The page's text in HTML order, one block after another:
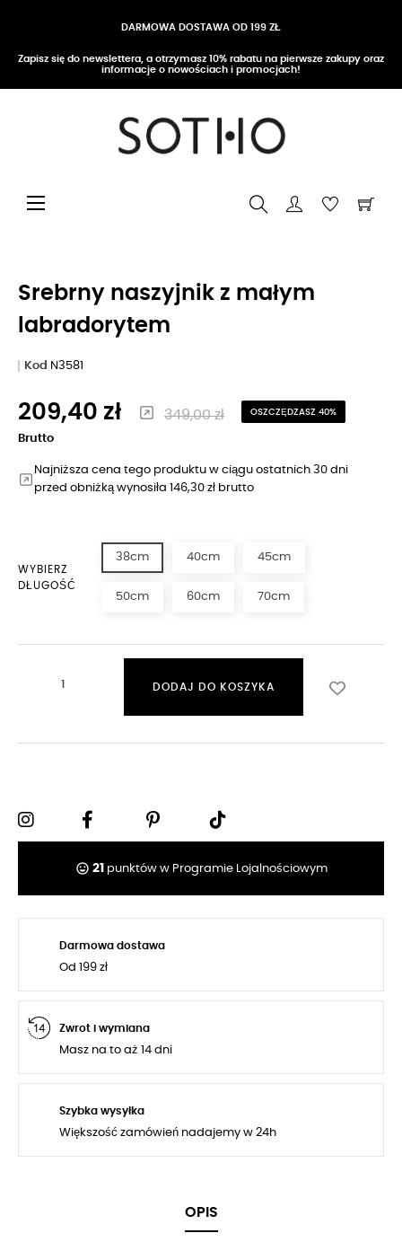
DARMOWA DOSTAWA OD 199 ZŁ
Zapisz się do newslettera, a otrzymasz 10% rabatu na pierwsze zakupy oraz
informacje o nowościach i promocjach!
Przełącz nawigację
☰
Srebrny naszyjnik z małym
labradorytem
Kod N3581
209,40 zł 349,00 zł OSZCZĘDZASZ 40%
Brutto
Najniższa cena tego produktu w ciągu ostatnich 30 dni
przed obniżką wynosiła 146,30 zł brutto
WYBIERZ
DŁUGOŚĆ
38cm 40cm 45cm
50cm 60cm 70cm
DODAJ DO KOSZYKA
tag_faces 21 punktów w Programie Lojalnościowym
Darmowa dostawa
Od 199 zł
Zwrot i wymiana
Masz na to aż 14 dni
Szybka wysyłka
Większość zamówień nadajemy w 24h
OPIS